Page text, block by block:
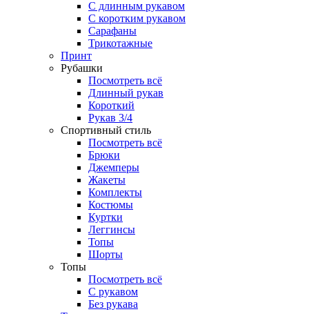
С длинным рукавом
С коротким рукавом
Сарафаны
Трикотажные
Принт
Рубашки
Посмотреть всё
Длинный рукав
Короткий
Рукав 3/4
Спортивный стиль
Посмотреть всё
Брюки
Джемперы
Жакеты
Комплекты
Костюмы
Куртки
Леггинсы
Топы
Шорты
Топы
Посмотреть всё
C рукавом
Без рукава